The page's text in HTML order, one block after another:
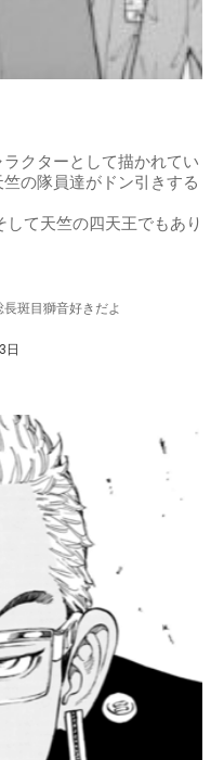
クターとして描かれてい
の隊員達がドン引きする
て天竺の四天王でもあり
斑目獅音好きだよ
日